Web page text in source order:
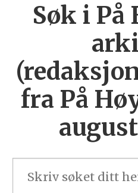
Søk i På
fra På